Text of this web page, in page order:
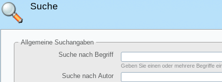
Suche
Allgemeine Suchangaben
Suche nach Begriff
Geben Sie einen oder mehrere Begriffe
Suche nach Autor